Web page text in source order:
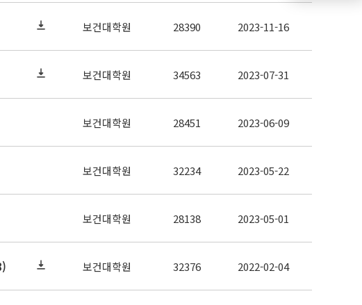
보건대학원 28390 2023-11-16
보건대학원 34563 2023-07-31
보건대학원 28451 2023-06-09
보건대학원 32234 2023-05-22
보건대학원 28138 2023-05-01
보건대학원 32376 2022-02-04